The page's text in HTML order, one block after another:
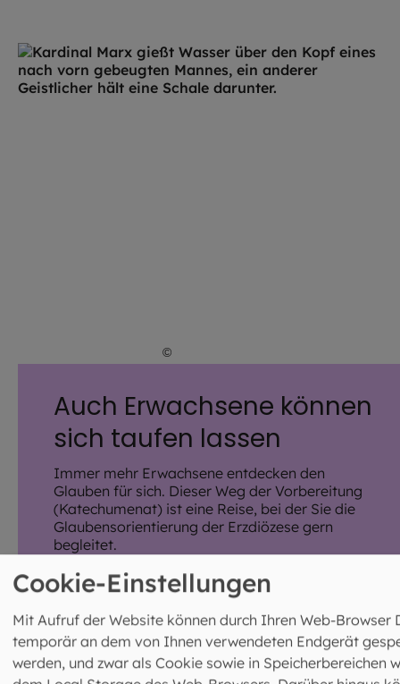
©
Auch Erwachsene können
sich taufen lassen
Immer mehr Erwachsene entdecken den
Glauben für sich. Dieser Weg der Vorbereitung
(Katechumenat) ist eine Reise, bei der Sie die
Glaubensorientierung der Erzdiözese gern
begleitet.
WEITERE INFORMATIONEN
Cookie-Einstellungen
Mit Aufruf der Website können durch Ihren Web-Browser
temporär an dem von Ihnen verwendeten Endgerät
werden, und zwar als Cookie sowie in Speicherbereichen